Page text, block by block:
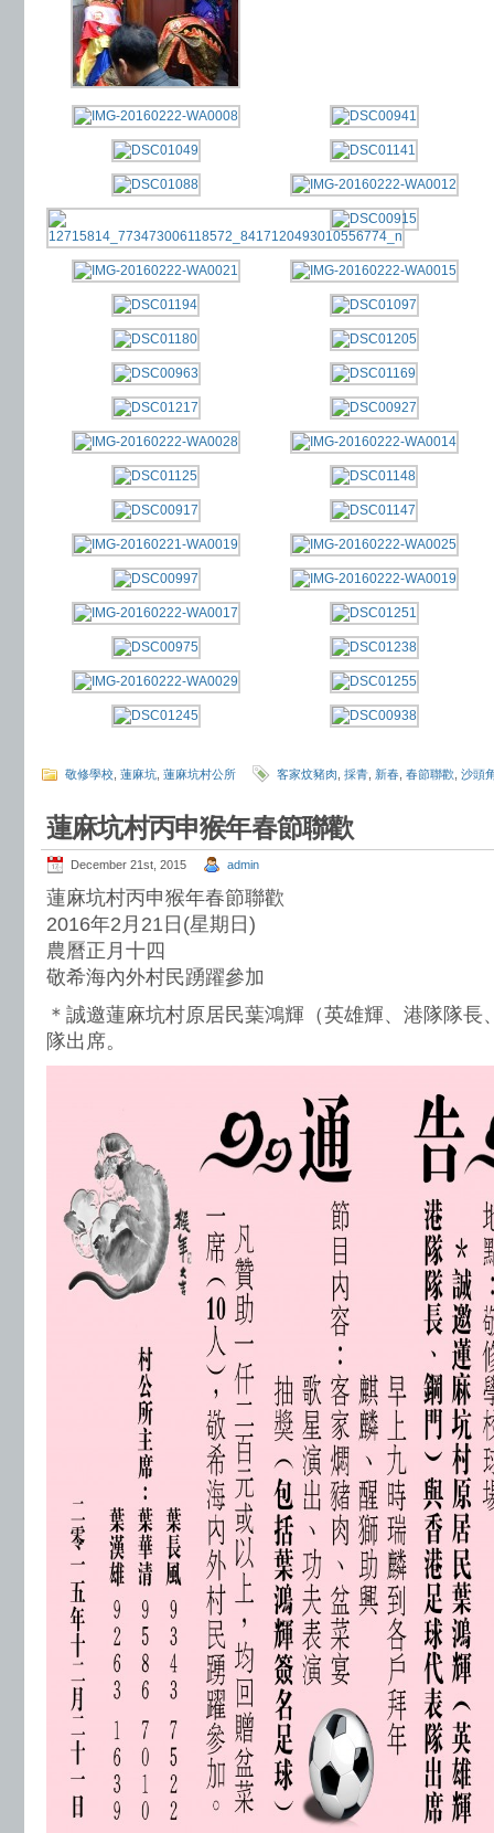
敬修學校 蓮麻坑 蓮麻坑村公所 客家炆豬肉 採青 新春 春節聯歡 沙頭
蓮麻坑村丙申猴年春節聯歡
December 21st, 2015 admin
蓮麻坑村丙申猴年春節聯歡
2016年2月21日(星期日)
農曆正月十四
敬希海內外村民踴躍參加
＊誠邀蓮麻坑村原居民葉鴻輝（英雄輝、港隊隊長
隊出席。